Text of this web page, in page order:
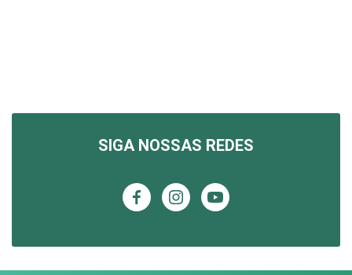
SIGA NOSSAS REDES